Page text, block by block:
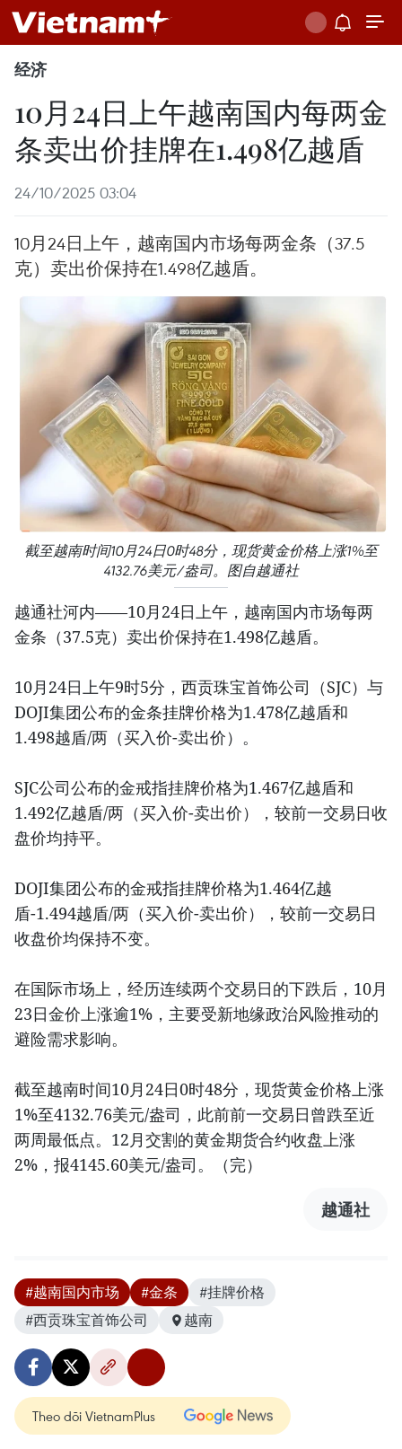
经济
10月24日上午越南国内每两金
条卖出价挂牌在1.498亿越盾
24/10/2025 03:04
10月24日上午，越南国内市场每两金条（37.5
克）卖出价保持在1.498亿越盾。
截至越南时间10月24日0时48分，现货黄金价格上涨1%至
4132.76美元/盎司。图自越通社
越通社河内——10月24日上午，越南国内市场每两
金条（37.5克）卖出价保持在1.498亿越盾。
10月24日上午9时5分，西贡珠宝首饰公司（SJC）与
DOJI集团公布的金条挂牌价格为1.478亿越盾和
1.498越盾/两（买入价-卖出价）。
SJC公司公布的金戒指挂牌价格为1.467亿越盾和
1.492亿越盾/两（买入价-卖出价），较前一交易日收
盘价均持平。
DOJI集团公布的金戒指挂牌价格为1.464亿越
盾-1.494越盾/两（买入价-卖出价），较前一交易日
收盘价均保持不变。
在国际市场上，经历连续两个交易日的下跌后，10月
23日金价上涨逾1%，主要受新地缘政治风险推动的
避险需求影响。
截至越南时间10月24日0时48分，现货黄金价格上涨
1%至4132.76美元/盎司，此前前一交易日曾跌至近
两周最低点。12月交割的黄金期货合约收盘上涨
2%，报4145.60美元/盎司。（完）
越通社
#越南国内市场 #金条
#挂牌价格
#西贡珠宝首饰公司
越南
Theo dõi VietnamPlus